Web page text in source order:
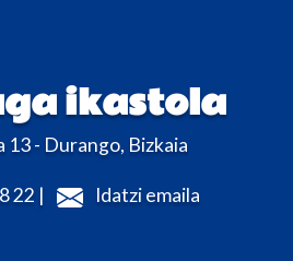
ikastola
13 - Durango, Bizkaia
22 | Idatzi emaila